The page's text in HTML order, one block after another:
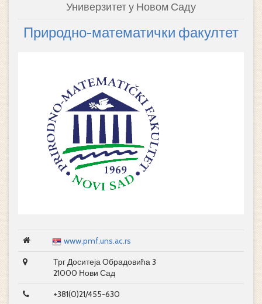
Универзитет у Новом Саду
Природно-математички факултет
www.pmf.uns.ac.rs
Трг Доситеја Обрадовића 3
21000 Нови Сад
+381(0)21/455-630